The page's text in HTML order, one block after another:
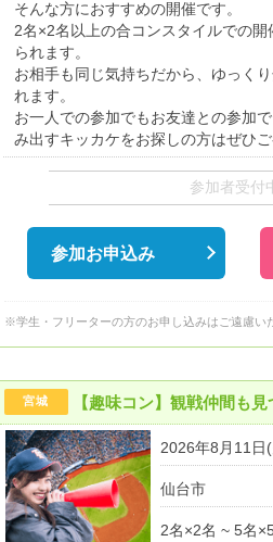
そんな方におすすめの開催です。
2名×2名以上の合コンスタイルでの
られます。
お相手も同じ気持ちだから、ゆっく
れます。
お一人での参加でもお友達との参加
み出すキッカケをお探しの方はぜひご
参加者受付
参加お申込み
※学生・フリーターの方のお申し込みはご遠慮い
宮城 【趣味コン】観戦仲間も
2026年8月11
仙台市
2名×2名 ~ 5名